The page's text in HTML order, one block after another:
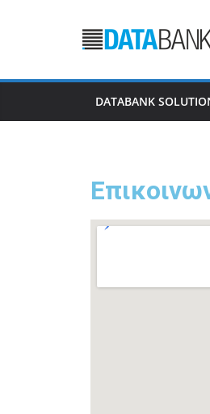
DATABANK